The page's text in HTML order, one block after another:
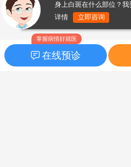
掌握病情好就医
在线预诊
身上白斑在什么部位？
详情
立即咨询